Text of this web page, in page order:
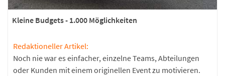
Kleine Budgets - 1.000 Möglichkeiten
Redaktioneller Artikel:
Noch nie war es einfacher, einzelne Teams, Abteilungen
oder Kunden mit einem originellen Event zu motivieren.